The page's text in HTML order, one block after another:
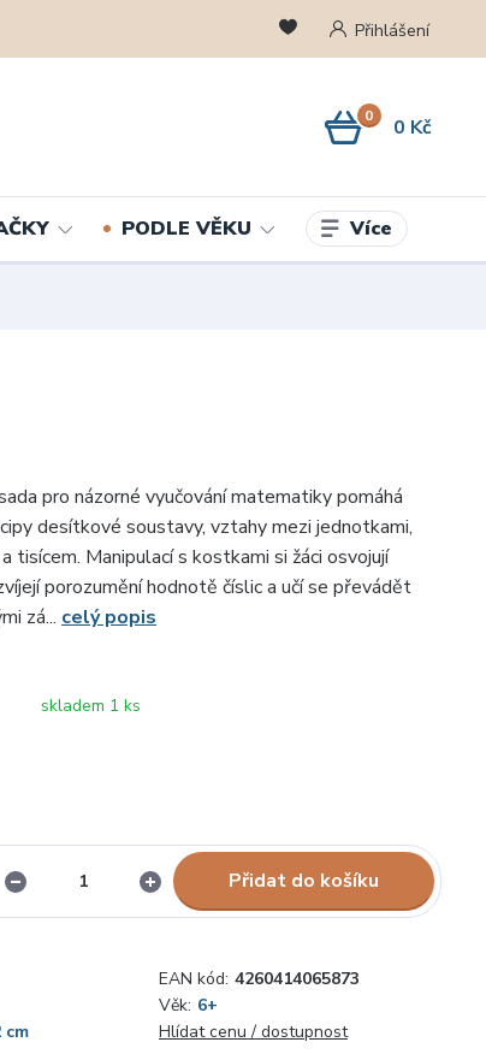
Přihlášení
0 0 Kč
PODLE VĚKU Více
pro názorné vyučování matematiky pomáhá
desítkové soustavy, vztahy mezi jednotkami,
tisícem. Manipulací s kostkami si žáci osvojují
porozumění hodnotě číslic a učí se převádět
zá... celý popis
skladem 1 ks
Přidat do košíku
EAN kód: 4260414065873
Věk: 6+
cm Hlídat cenu / dostupnost